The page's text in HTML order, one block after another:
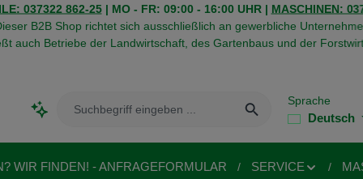
037322 862-25| MO - FR: 09:00 - 16:00 UHR | MASCHINEN:
B2B Shop richtet sich ausschließlich an gewerbliche
auch Betriebe der Landwirtschaft, des Gartenbaus und der
Sprache
Deutsch
WIR FINDEN! - ANFRAGEFORMULAR SERVICE